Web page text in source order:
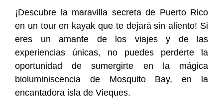
¡Descubre la maravilla secreta de Puerto Rico
en un tour en kayak que te dejará sin aliento! Si
eres un amante de los viajes y de las
experiencias únicas, no puedes perderte la
oportunidad de sumergirte en la mágica
bioluminiscencia de Mosquito Bay, en la
encantadora isla de Vieques.